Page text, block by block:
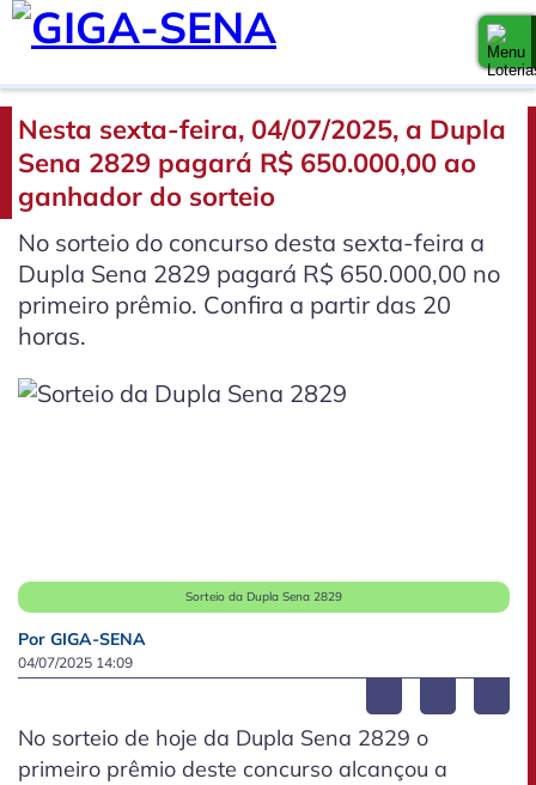
Nesta sexta-feira, 04/07/2025, a Dupla
Sena 2829 pagará R$ 650.000,00 ao
ganhador do sorteio
No sorteio do concurso desta sexta-feira a
Dupla Sena 2829 pagará R$ 650.000,00 no
primeiro prêmio. Confira a partir das 20
horas.
Sorteio da Dupla Sena 2829
Por GIGA-SENA
04/07/2025 14:09
No sorteio de hoje da Dupla Sena 2829 o
primeiro prêmio deste concurso alcançou a